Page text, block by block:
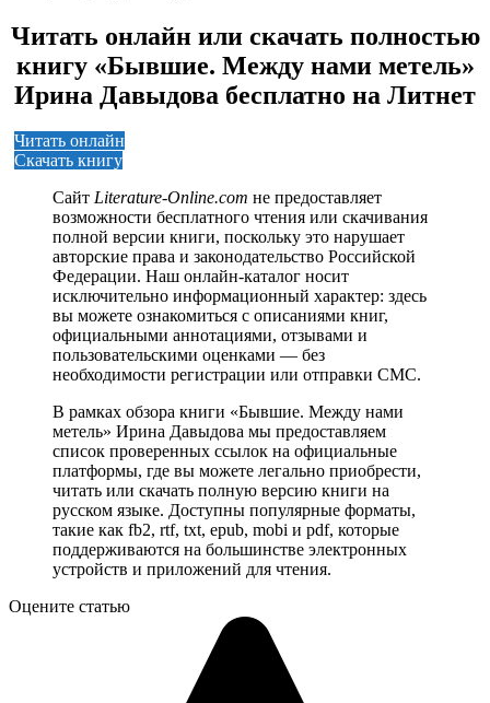
Читать онлайн или скачать полностью
книгу «Бывшие. Между нами метель»
Ирина Давыдова бесплатно на Литнет
Читать онлайн
Скачать книгу
Сайт Literature-Online.com не предоставляет
возможности бесплатного чтения или скачивания
полной версии книги, поскольку это нарушает
авторские права и законодательство Российской
Федерации. Наш онлайн-каталог носит
исключительно информационный характер: здесь
вы можете ознакомиться с описаниями книг,
официальными аннотациями, отзывами и
пользовательскими оценками — без
необходимости регистрации или отправки СМС.
В рамках обзора книги «Бывшие. Между нами
метель» Ирина Давыдова мы предоставляем
список проверенных ссылок на официальные
платформы, где вы можете легально приобрести,
читать или скачать полную версию книги на
русском языке. Доступны популярные форматы,
такие как fb2, rtf, txt, epub, mobi и pdf, которые
поддерживаются на большинстве электронных
устройств и приложений для чтения.
Оцените статью